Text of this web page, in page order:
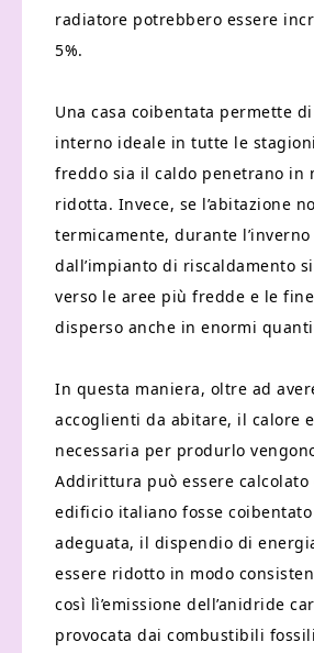
radiatore potrebbero essere
5%.
Una casa coibentata permette
interno ideale in tutte le
freddo sia il caldo penetrano in
ridotta. Invece, se l’abitazione
termicamente, durante
dall’impianto di riscaldamento
verso le aree più fredde e le
disperso anche in enormi
In questa maniera, oltre ad
accoglienti da abitare, il calore e
necessaria per produrlo
Addirittura può essere calcolato
edificio italiano fosse
adeguata, il dispendio di
essere ridotto in modo
così lì’emissione dell’anidride
provocata dai combustibili